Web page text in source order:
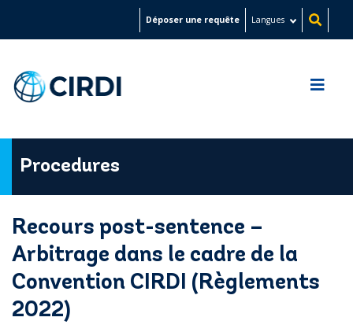
Déposer une requête Langues
Procedures
Recours post-sentence –
Arbitrage dans le cadre de la
Convention CIRDI (Règlements
2022)